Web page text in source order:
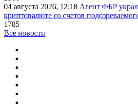
04 августа 2026, 12:18 Агент ФБР
криптовалюте со счетов
1785
Все новости